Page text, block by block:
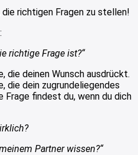
richtigen Fragen zu stellen!
richtige Frage ist?“
die deinen Wunsch ausdrückt.
die dein zugrundeliegendes
Frage findest du, wenn du dich
Partner wissen?“